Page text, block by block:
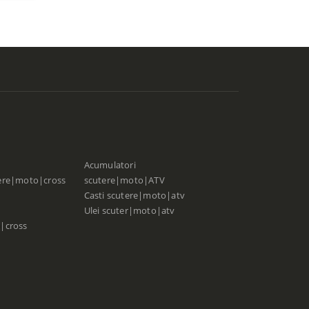
Acumulatori
scutere|moto|ATV
Casti scutere|moto|atv
Ulei scuter|moto|atv